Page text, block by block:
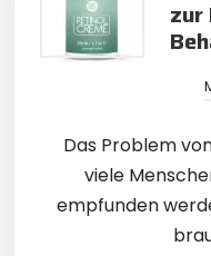
zur
Das Problem
viele
empfunden